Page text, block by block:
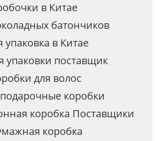
в Китае
батончиков
в Китае
упаковки поставщик
для волос
коробки
коробка Поставщики
коробка